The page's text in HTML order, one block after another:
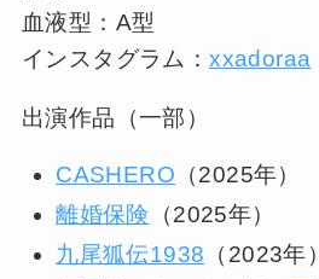
血液型：A型
インスタグラム：xxadoraa
出演作品（一部）
CASHERO （2025年）
離婚保険 （2025年）
九尾狐伝1938 （2023年）